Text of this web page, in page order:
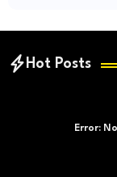
Hot Posts
Error:No